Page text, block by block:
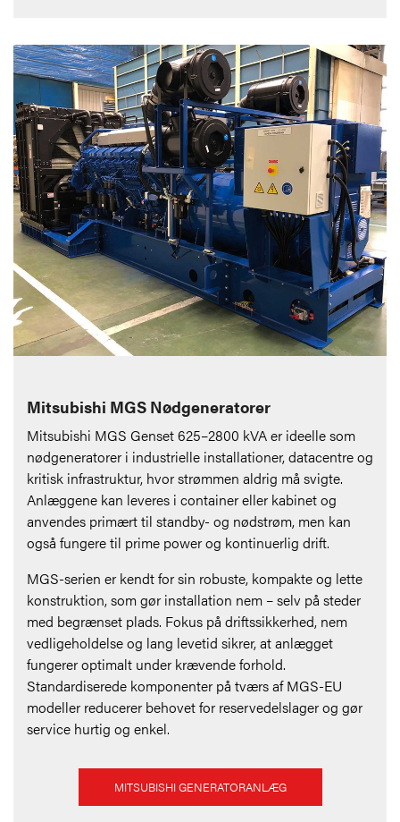
Mitsubishi MGS Nødgeneratorer
Mitsubishi MGS Genset 625–2800 kVA er ideelle som
nødgeneratorer i industrielle installationer, datacentre og
kritisk infrastruktur, hvor strømmen aldrig må svigte.
Anlæggene kan leveres i container eller kabinet og
anvendes primært til standby- og nødstrøm, men kan
også fungere til prime power og kontinuerlig drift.
MGS-serien er kendt for sin robuste, kompakte og lette
konstruktion, som gør installation nem – selv på steder
med begrænset plads. Fokus på driftssikkerhed, nem
vedligeholdelse og lang levetid sikrer, at anlægget
fungerer optimalt under krævende forhold.
Standardiserede komponenter på tværs af MGS-EU
modeller reducerer behovet for reservedelslager og gør
service hurtig og enkel.
MITSUBISHI GENERATORANLÆG